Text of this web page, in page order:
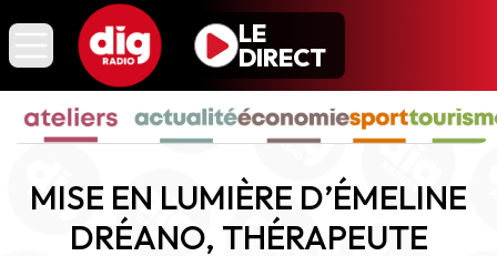
to
content
LE
DIRECTsur-Yon
Dig Radio Les Sables-
d’Olonne
Dig Radio Challans
Dig Radio Sud Vendée
Dig Radio Nord Vendée
MISE EN LUMIÈRE D’ÉMELINE
DRÉANO, THÉRAPEUTE